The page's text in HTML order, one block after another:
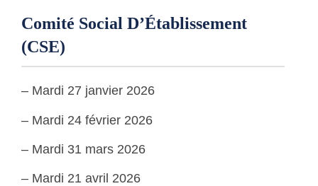
Comité Social D’Établissement
(CSE)
– Mardi 27 janvier 2026
– Mardi 24 février 2026
– Mardi 31 mars 2026
– Mardi 21 avril 2026